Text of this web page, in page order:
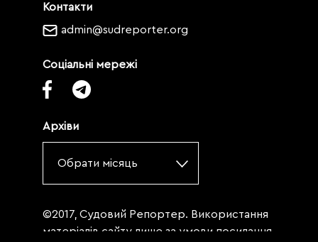
Контакти
admin@sudreporter.org
Соціальні мережі
Архіви
Обрати місяць
©2017, Судовий Репортер. Використання
матеріалів сайту лише за умови посилання